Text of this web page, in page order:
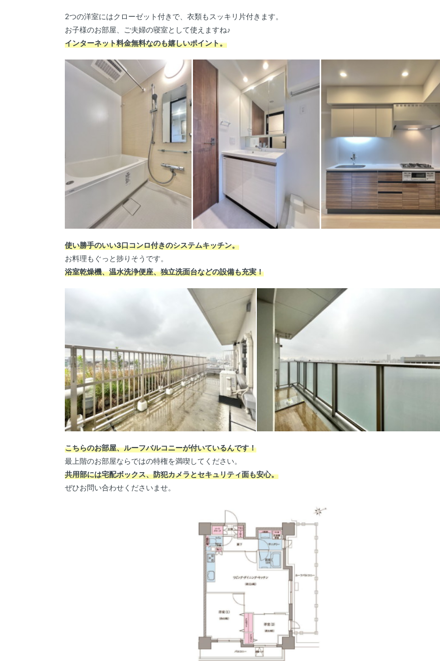
2つの洋室にはクローゼット付きで、衣類もスッキリ片付きます。
お子様のお部屋、ご夫婦の寝室として使えますね♪
インターネット料金無料なのも嬉しいポイント。
使い勝手のいい3口コンロ付きのシステムキッチン。
お料理もぐっと捗りそうです。
浴室乾燥機、温水洗浄便座、独立洗面台などの設備も充実！
こちらのお部屋、ルーフバルコニーが付いているんです！
最上階のお部屋ならではの特権を満喫してください。
共用部には宅配ボックス、防犯カメラとセキュリティ面も安心。
ぜひお問い合わせくださいませ。